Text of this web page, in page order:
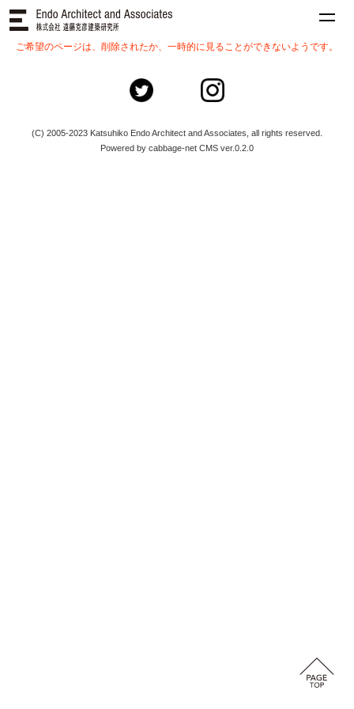
ご希望のページは、削除されたか、一時的に見ることができないようです。
(C) 2005-2023 Katsuhiko Endo Architect and Associates, all rights reserved.
Powered by cabbage-net CMS ver.0.2.0